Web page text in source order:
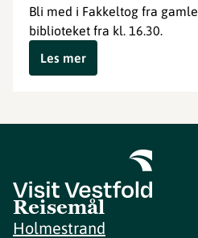
Bli med i Fakkeltog fra gamle
biblioteket fra kl. 16.30.
Les mer
Reisemål
Holmestrand